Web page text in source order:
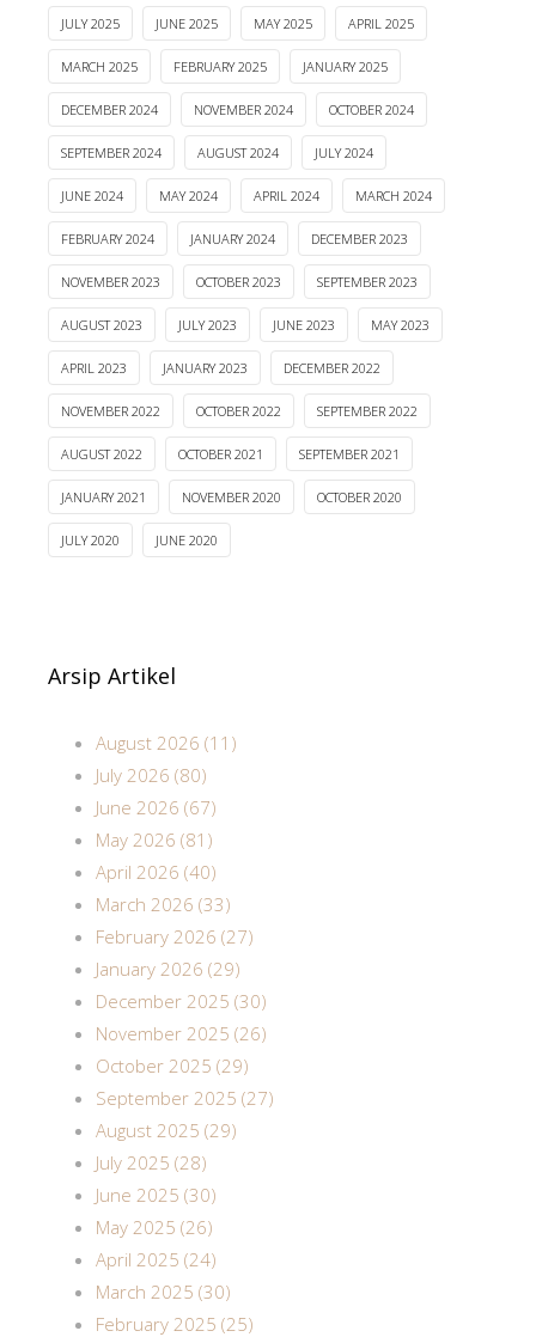
JULY 2025 JUNE 2025 MAY 2025 APRIL 2025
MARCH 2025 FEBRUARY 2025 JANUARY 2025
DECEMBER 2024 NOVEMBER 2024 OCTOBER 2024
SEPTEMBER 2024 AUGUST 2024 JULY 2024
JUNE 2024 MAY 2024 APRIL 2024 MARCH 2024
FEBRUARY 2024 JANUARY 2024 DECEMBER 2023
NOVEMBER 2023 OCTOBER 2023 SEPTEMBER 2023
AUGUST 2023 JULY 2023 JUNE 2023 MAY 2023
APRIL 2023 JANUARY 2023 DECEMBER 2022
NOVEMBER 2022 OCTOBER 2022 SEPTEMBER 2022
AUGUST 2022 OCTOBER 2021 SEPTEMBER 2021
JANUARY 2021 NOVEMBER 2020 OCTOBER 2020
JULY 2020 JUNE 2020
Arsip Artikel
August 2026 (11)
July 2026 (80)
June 2026 (67)
May 2026 (81)
April 2026 (40)
March 2026 (33)
February 2026 (27)
January 2026 (29)
December 2025 (30)
November 2025 (26)
October 2025 (29)
September 2025 (27)
August 2025 (29)
July 2025 (28)
June 2025 (30)
May 2025 (26)
April 2025 (24)
March 2025 (30)
February 2025 (25)